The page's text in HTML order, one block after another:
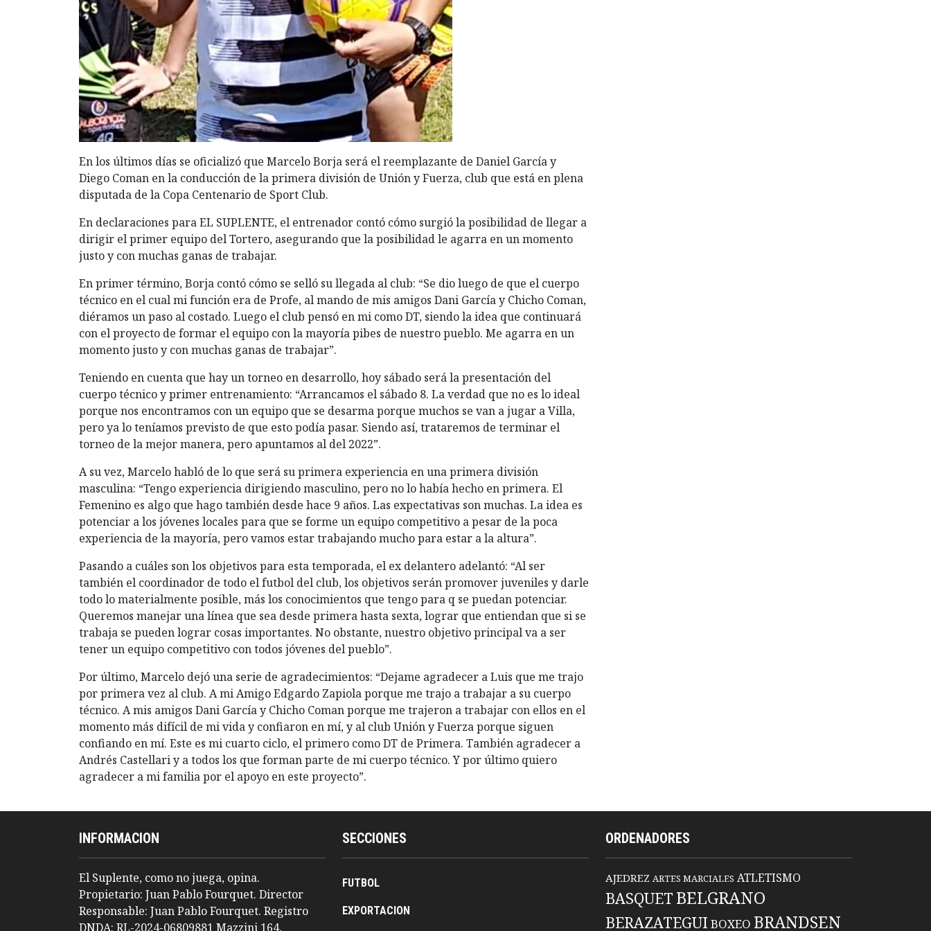
En los últimos días se oficializó que Marcelo Borja será el reemplazante de Daniel García y
Diego Coman en la conducción de la primera división de Unión y Fuerza, club que está en plena
disputada de la Copa Centenario de Sport Club.
En declaraciones para EL SUPLENTE, el entrenador contó cómo surgió la posibilidad de llegar a
dirigir el primer equipo del Tortero, asegurando que la posibilidad le agarra en un momento
justo y con muchas ganas de trabajar.
En primer término, Borja contó cómo se selló su llegada al club: “Se dio luego de que el cuerpo
técnico en el cual mi función era de Profe, al mando de mis amigos Dani García y Chicho Coman,
diéramos un paso al costado. Luego el club pensó en mi como DT, siendo la idea que continuará
con el proyecto de formar el equipo con la mayoría pibes de nuestro pueblo. Me agarra en un
momento justo y con muchas ganas de trabajar”.
Teniendo en cuenta que hay un torneo en desarrollo, hoy sábado será la presentación del
cuerpo técnico y primer entrenamiento: “Arrancamos el sábado 8. La verdad que no es lo ideal
porque nos encontramos con un equipo que se desarma porque muchos se van a jugar a Villa,
pero ya lo teníamos previsto de que esto podía pasar. Siendo así, trataremos de terminar el
torneo de la mejor manera, pero apuntamos al del 2022”.
A su vez, Marcelo habló de lo que será su primera experiencia en una primera división
masculina: “Tengo experiencia dirigiendo masculino, pero no lo había hecho en primera. El
Femenino es algo que hago también desde hace 9 años. Las expectativas son muchas. La idea es
potenciar a los jóvenes locales para que se forme un equipo competitivo a pesar de la poca
experiencia de la mayoría, pero vamos estar trabajando mucho para estar a la altura”.
Pasando a cuáles son los objetivos para esta temporada, el ex delantero adelantó: “Al ser
también el coordinador de todo el futbol del club, los objetivos serán promover juveniles y darle
todo lo materialmente posible, más los conocimientos que tengo para q se puedan potenciar.
Queremos manejar una línea que sea desde primera hasta sexta, lograr que entiendan que si se
trabaja se pueden lograr cosas importantes. No obstante, nuestro objetivo principal va a ser
tener un equipo competitivo con todos jóvenes del pueblo”.
Por último, Marcelo dejó una serie de agradecimientos: “Dejame agradecer a Luis que me trajo
por primera vez al club. A mi Amigo Edgardo Zapiola porque me trajo a trabajar a su cuerpo
técnico. A mis amigos Dani García y Chicho Coman porque me trajeron a trabajar con ellos en el
momento más difícil de mi vida y confiaron en mí, y al club Unión y Fuerza porque siguen
confiando en mí. Este es mi cuarto ciclo, el primero como DT de Primera. También agradecer a
Andrés Castellari y a todos los que forman parte de mi cuerpo técnico. Y por último quiero
agradecer a mi familia por el apoyo en este proyecto”.
INFORMACION
El Suplente, como no juega, opina.
Propietario: Juan Pablo Fourquet. Director
Responsable: Juan Pablo Fourquet. Registro
DNDA: RL-2024-06809881 Mazzini 164,
SECCIONES
FUTBOL
EXPORTACION
ORDENADORES
AJEDREZ ARTES MARCIALES ATLETISMO
BASQUET BELGRANO
BERAZATEGUIBOXEO BRANDSEN